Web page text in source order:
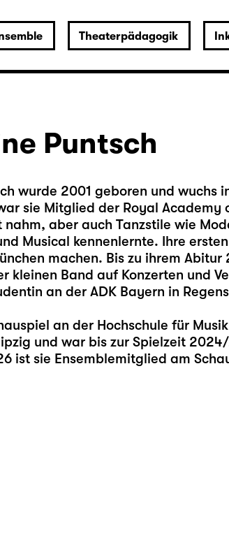
Theaterpädagogik
Puntsch
wurde 2001 geboren und wuchs
sie Mitglied der Royal Academy
aber auch Tanzstile wie
Musical kennenlernte. Ihre
machen. Bis zu ihrem
kleinen Band auf Konzerten und
an der ADK Bayern in
an der Hochschule für
und war bis zur Spielzeit
ist sie Ensemblemitglied am